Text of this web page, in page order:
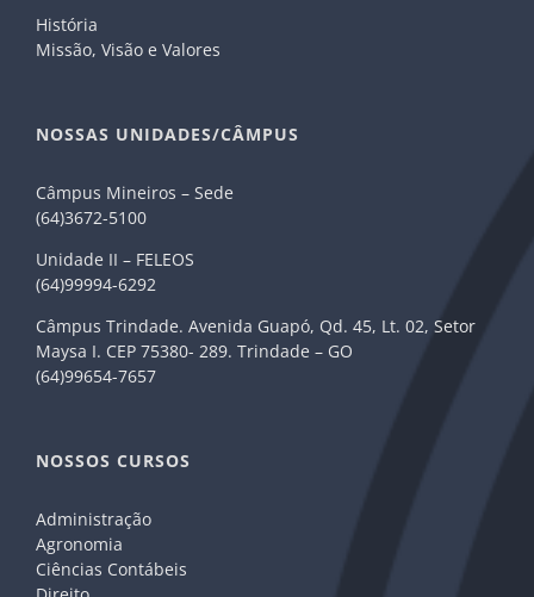
História
Missão, Visão e Valores
NOSSAS UNIDADES/CÂMPUS
Câmpus Mineiros – Sede
(64)3672-5100
Unidade II – FELEOS
(64)99994-6292
Câmpus Trindade. Avenida Guapó, Qd. 45, Lt. 02, Setor
Maysa I. CEP 75380- 289. Trindade – GO
(64)99654-7657
NOSSOS CURSOS
Administração
Agronomia
Ciências Contábeis